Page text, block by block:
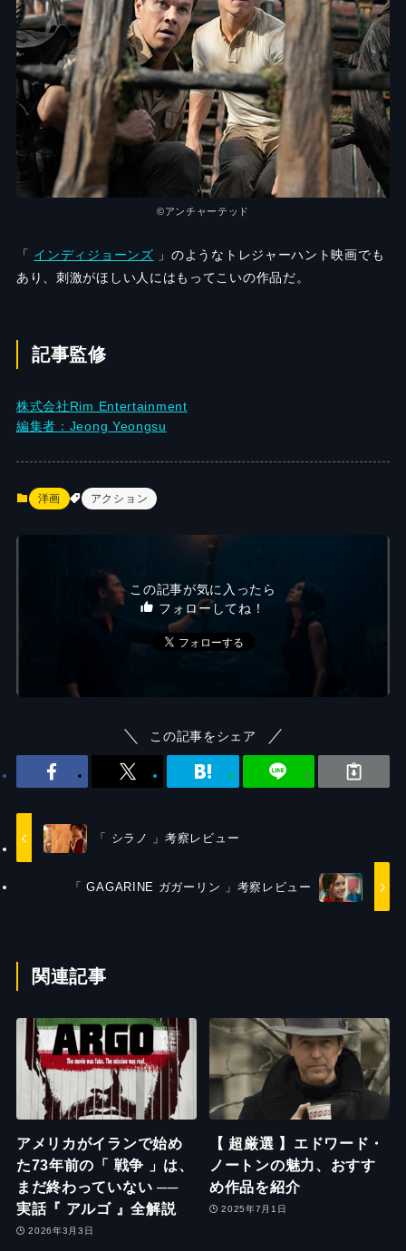
©︎アンチャーテッド
「 インディジョーンズ 」のようなトレジャーハント映画でも
あり、刺激がほしい人にはもってこいの作品だ。
記事監修
株式会社Rim Entertainment
編集者：Jeong Yeongsu
洋画 アクション
この記事が気に入ったら
フォローしてね！
この記事をシェア
「 シラノ 」考察レビュー
「 GAGARINE ガガーリン 」考察レビュー
関連記事
アメリカがイランで始め
た73年前の「 戦争 」は、
まだ終わっていない ──
実話『 アルゴ 』全解説
2026年3月3日
【 超厳選 】エドワード・
ノートンの魅力、おすす
め作品を紹介
2025年7月1日